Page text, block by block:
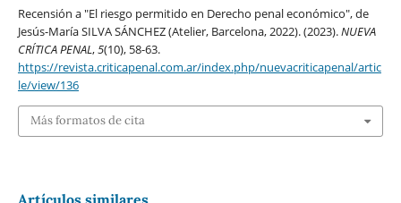
Recensión a "El riesgo permitido en Derecho penal económico", de
Jesús-María SILVA SÁNCHEZ (Atelier, Barcelona, 2022). (2023).NUEVA
CRÍTICA PENAL,5(10), 58-63.
https://revista.criticapenal.com.ar/index.php/nuevacriticapenal/artic
le/view/136
Más formatos de cita
Artículos similares